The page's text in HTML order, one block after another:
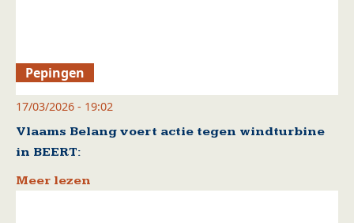
Pepingen
17/03/2026 - 19:02
Vlaams Belang voert actie tegen windturbine
in BEERT:
Meer lezen